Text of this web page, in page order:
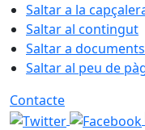
Saltar a la
Saltar al contingut
Saltar a documents
Saltar al peu de
Contacte